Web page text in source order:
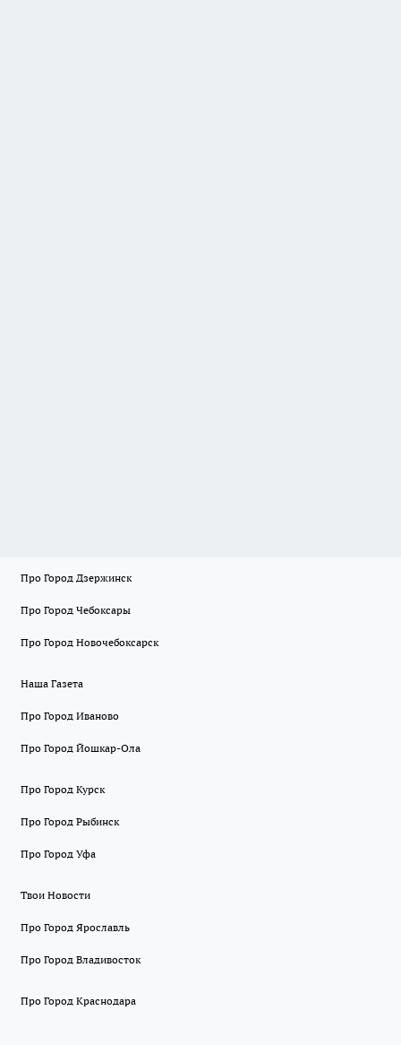
Про Город Дзержинск
Про Город Чебоксары
Про Город Новочебоксарск
Наша Газета
Про Город Иваново
Про Город Йошкар-Ола
Про Город Курск
Про Город Рыбинск
Про Город Уфа
Твои Новости
Про Город Ярославль
Про Город Владивосток
Про Город Краснодара